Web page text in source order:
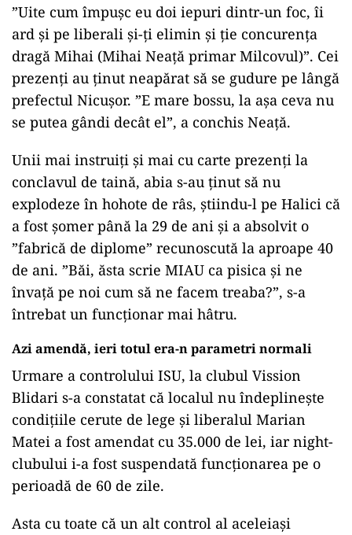
”Uite cum împușc eu doi iepuri dintr-un foc, îi
ard și pe liberali și-ți elimin și ție concurența
dragă Mihai (Mihai Neață primar Milcovul)”. Cei
prezenți au ținut neapărat să se gudure pe lângă
prefectul Nicușor. ”E mare bossu, la așa ceva nu
se putea gândi decât el”, a conchis Neață.
Unii mai instruiți și mai cu carte prezenți la
conclavul de taină, abia s-au ținut să nu
explodeze în hohote de râs, știindu-l pe Halici că
a fost șomer până la 29 de ani și a absolvit o
”fabrică de diplome” recunoscută la aproape 40
de ani. ”Băi, ăsta scrie MIAU ca pisica și ne
învață pe noi cum să ne facem treaba?”, s-a
întrebat un funcționar mai hâtru.
Azi amendă, ieri totul era-n parametri normali
Urmare a controlului ISU, la clubul Vission
Blidari s-a constatat că localul nu îndeplinește
condițiile cerute de lege și liberalul Marian
Matei a fost amendat cu 35.000 de lei, iar night-
clubului i-a fost suspendată funcționarea pe o
perioadă de 60 de zile.
Asta cu toate că un alt control al aceleiași